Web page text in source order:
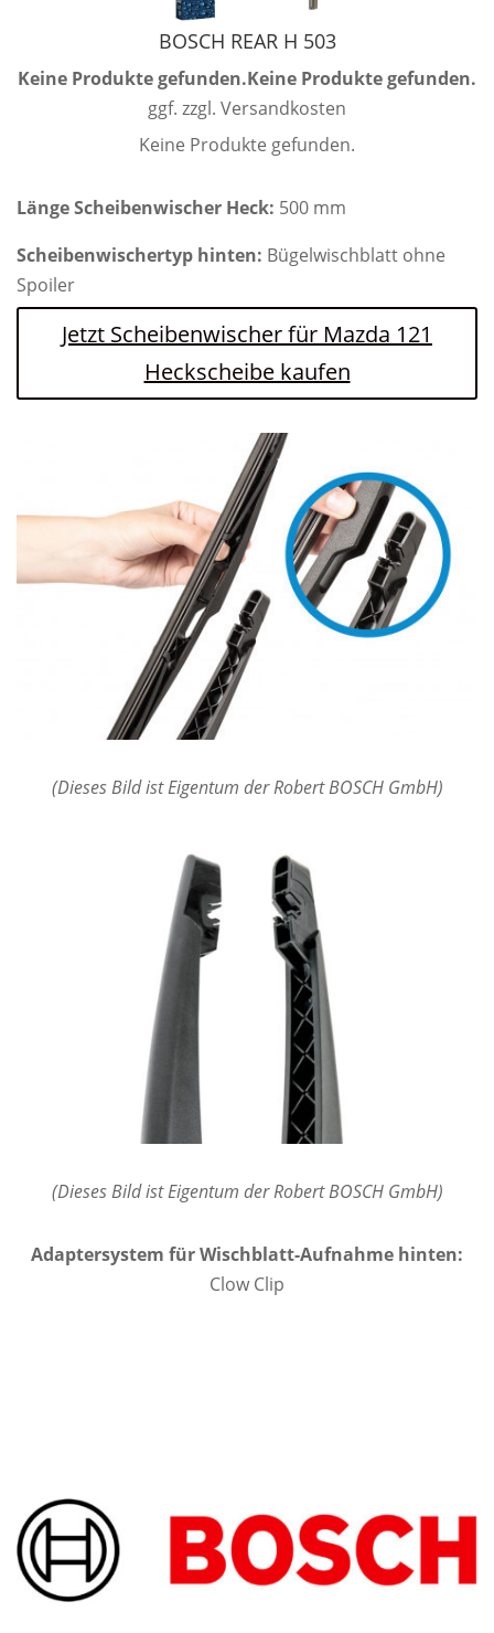
BOSCH REAR H 503
Keine Produkte gefunden.Keine Produkte gefunden.
ggf. zzgl. Versandkosten
Keine Produkte gefunden.
Länge Scheibenwischer Heck: 500 mm
Scheibenwischertyp hinten: Bügelwischblatt ohne
Spoiler
Jetzt Scheibenwischer für Mazda 121
Heckscheibe kaufen
(Dieses Bild ist Eigentum der Robert BOSCH GmbH)
(Dieses Bild ist Eigentum der Robert BOSCH GmbH)
Adaptersystem für Wischblatt-Aufnahme hinten:
Clow Clip